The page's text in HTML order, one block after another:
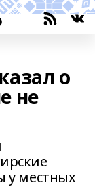
о
не
у местных